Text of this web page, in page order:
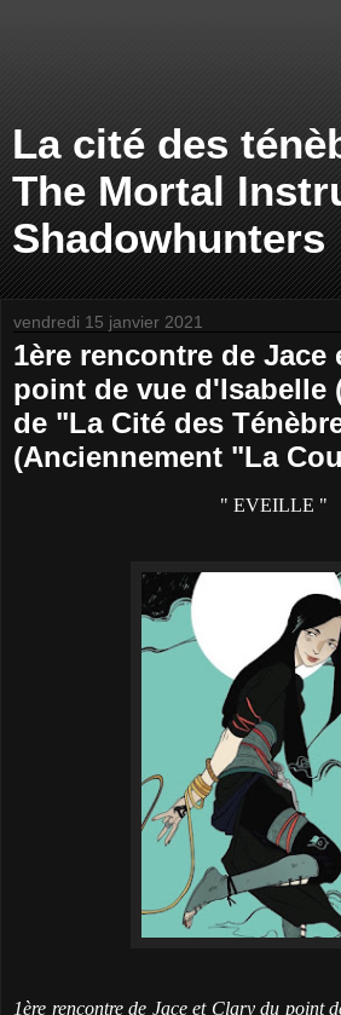
La cité des
The Mortal
Shadowhunters
vendredi 15 janvier 2021
1ère rencontre de Jace
point de vue d'Isabelle
de "La Cité des
(Anciennement "La
" EVEILLE "
1ère rencontre de Jace et Clary du point